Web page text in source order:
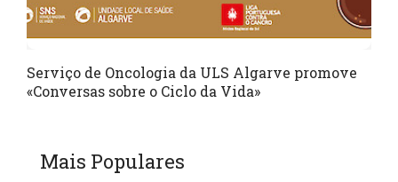
Serviço de Oncologia da ULS Algarve promove
«Conversas sobre o Ciclo da Vida»
Mais Populares